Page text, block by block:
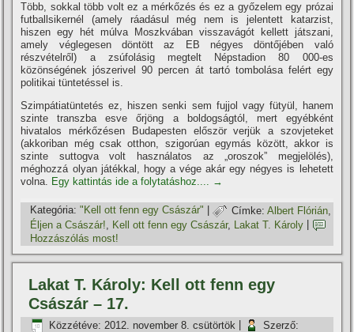
Több, sokkal több volt ez a mérkőzés és ez a győzelem egy prózai
futballsikernél (amely ráadásul még nem is jelentett katarzist,
hiszen egy hét múlva Moszkvában visszavágót kellett játszani,
amely véglegesen döntött az EB négyes döntőjében való
részvételről) a zsúfolásig megtelt Népstadion 80 000-es
közönségének jószerivel 90 percen át tartó tombolása felért egy
politikai tüntetéssel is.
Szimpátiatüntetés ez, hiszen senki sem fujjol vagy fütyül, hanem
szinte transzba esve őrjöng a boldogságtól, mert egyébként
hivatalos mérkőzésen Budapesten először verjük a szovjeteket
(akkoriban még csak otthon, szigorúan egymás között, akkor is
szinte suttogva volt használatos az „oroszok” megjelölés),
méghozzá olyan játékkal, hogy a vége akár egy négyes is lehetett
volna. Egy kattintás ide a folytatáshoz.... →
Kategória: "Kell ott fenn egy Császár" | Címke: Albert Flórián
Éljen a Császár!
Kell ott fenn egy Császár, Lakat T. Károly
Hozzászólás most!
Lakat T. Károly: Kell ott fenn egy
Császár – 17.
Közzétéve: 2012. november 8. csütörtök
Szerző: